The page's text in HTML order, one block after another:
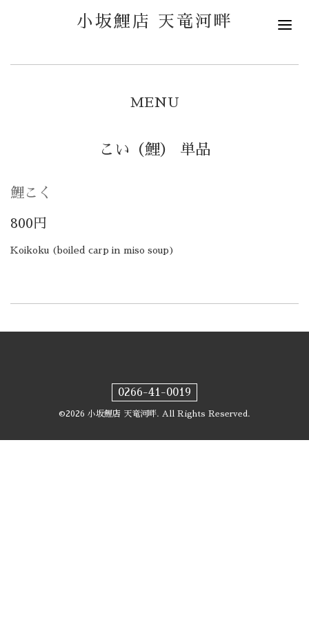
小坂鯉店 天竜河畔
MENU
こい（鯉） 単品
鯉こく
800円
Koikoku (boiled carp in miso soup)
0266-41-0019
©2026 小坂鯉店 天竜河畔. All Rights Reserved.